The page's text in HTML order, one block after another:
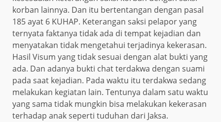
korban lainnya. Dan itu bertentangan dengan pasal
185 ayat 6 KUHAP. Keterangan saksi pelapor yang
ternyata faktanya tidak ada di tempat kejadian dan
menyatakan tidak mengetahui terjadinya kekerasan.
Hasil Visum yang tidak sesuai dengan alat bukti yang
ada. Dan adanya bukti chat terdakwa dengan suami
pada saat kejadian. Pada waktu itu terdakwa sedang
melakukan kegiatan lain. Tentunya dalam satu waktu
yang sama tidak mungkin bisa melakukan kekerasan
terhadap anak seperti tuduhan dari Jaksa.